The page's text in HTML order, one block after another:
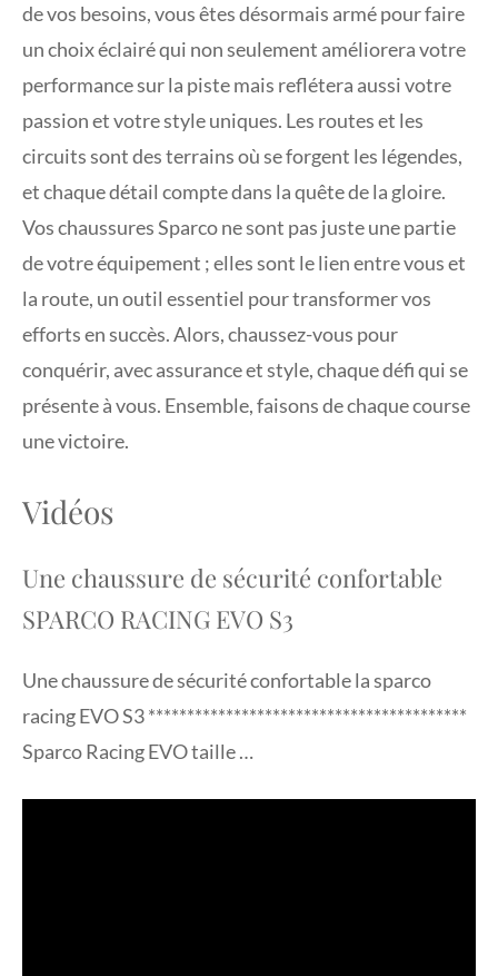
de vos besoins, vous êtes désormais armé pour faire
un choix éclairé qui non seulement améliorera votre
performance sur la piste mais reflétera aussi votre
passion et votre style uniques. Les routes et les
circuits sont des terrains où se forgent les légendes,
et chaque détail compte dans la quête de la gloire.
Vos chaussures Sparco ne sont pas juste une partie
de votre équipement ; elles sont le lien entre vous et
la route, un outil essentiel pour transformer vos
efforts en succès. Alors, chaussez-vous pour
conquérir, avec assurance et style, chaque défi qui se
présente à vous. Ensemble, faisons de chaque course
une victoire.
Vidéos
Une chaussure de sécurité confortable
SPARCO RACING EVO S3
Une chaussure de sécurité confortable la sparco
racing EVO S3 *****************************************
Sparco Racing EVO taille …